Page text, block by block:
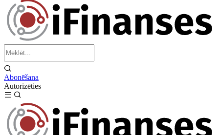
Abonēšana
Autorizēties